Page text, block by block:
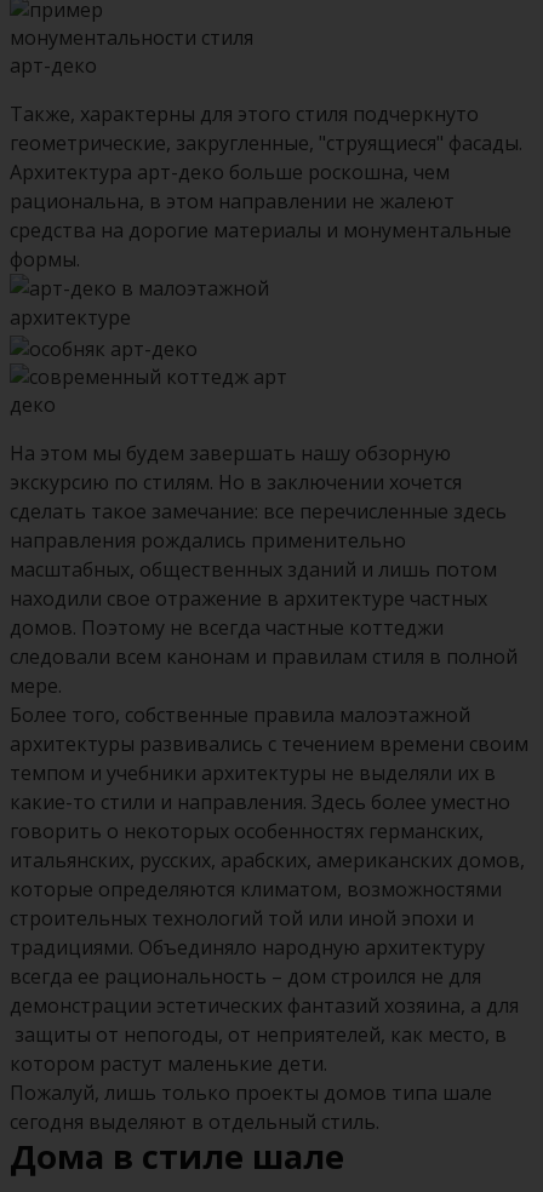
Также, характерны для этого стиля подчеркнуто
геометрические, закругленные, "струящиеся" фасады.
Архитектура арт-деко больше роскошна, чем
рациональна, в этом направлении не жалеют
средства на дорогие материалы и монументальные
формы.
На этом мы будем завершать нашу обзорную
экскурсию по стилям. Но в заключении хочется
сделать такое замечание: все перечисленные здесь
направления рождались применительно
масштабных, общественных зданий и лишь потом
находили свое отражение в архитектуре частных
домов. Поэтому не всегда частные коттеджи
следовали всем канонам и правилам стиля в полной
мере.
Более того, собственные правила малоэтажной
архитектуры развивались с течением времени своим
темпом и учебники архитектуры не выделяли их в
какие-то стили и направления. Здесь более уместно
говорить о некоторых особенностях германских,
итальянских, русских, арабских, американских домов,
которые определяются климатом, возможностями
строительных технологий той или иной эпохи и
традициями. Объединяло народную архитектуру
всегда ее рациональность – дом строился не для
демонстрации эстетических фантазий хозяина, а для
защиты от непогоды, от неприятелей, как место, в
котором растут маленькие дети.
Пожалуй, лишь только проекты домов типа шале
сегодня выделяют в отдельный стиль.
Дома в стиле шале